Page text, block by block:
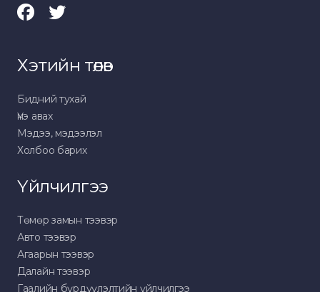
Хэтийн төлөв
Бидний тухай
Үнэ авах
Мэдээ, мэдээлэл
Холбоо барих
Үйлчилгээ
Төмөр замын тээвэр
Авто тээвэр
Агаарын тээвэр
Далайн тээвэр
Гаалийн бүрдүүлэлтийн үйлчилгээ